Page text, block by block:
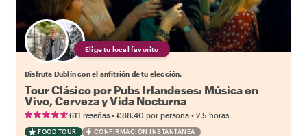
Elige tu local favorito
Disfruta Dublín con el anfitrión de tu elección.
Tour Clásico por Pubs Irlandeses: Música en
Vivo, Cerveza y Vida Nocturna
611 reseñas • €88.40 por persona • 2.5 horas
FOOD TOUR CONFIRMACIÓN INSTANTÁNEA